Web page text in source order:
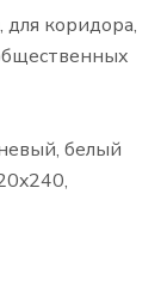
для коридора,
белый